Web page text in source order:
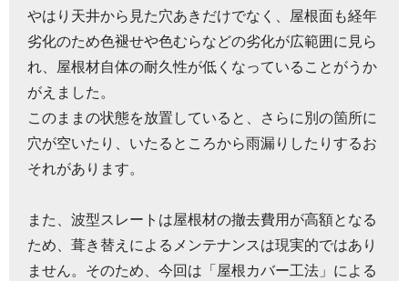
やはり天井から見た穴あきだけでなく、屋根面も経年
劣化のため色褪せや色むらなどの劣化が広範囲に見ら
れ、屋根材自体の耐久性が低くなっていることがうか
がえました。
このままの状態を放置していると、さらに別の箇所に
穴が空いたり、いたるところから雨漏りしたりするお
それがあります。
また、波型スレートは屋根材の撤去費用が高額となる
ため、葺き替えによるメンテナンスは現実的ではあり
ません。そのため、今回は「屋根カバー工法」による